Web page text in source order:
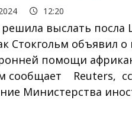
12:20
выслать посла
Стокгольм объявил
помощи
сообщает Reuters,
Министерства